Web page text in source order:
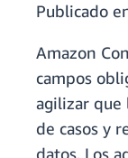
Publicado
Amazon
campos
agilizar que
de casos y
datos. Los